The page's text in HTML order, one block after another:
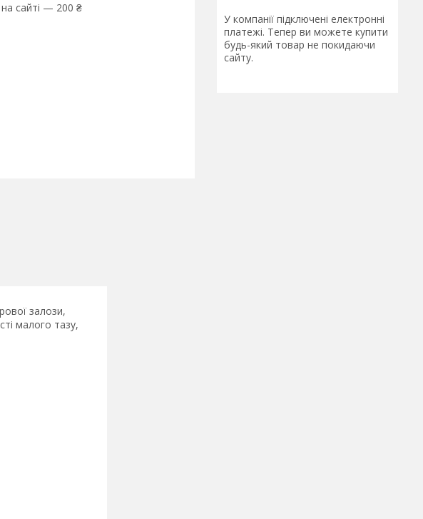
сайті — 200 ₴
У компанії підключені електронні
платежі. Тепер ви можете купити
будь-який товар не покидаючи
сайту.
залози,
малого тазу,